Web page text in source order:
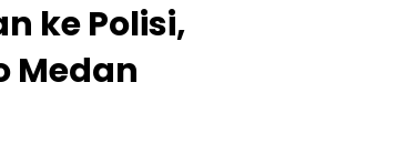
ke Polisi,
Medan